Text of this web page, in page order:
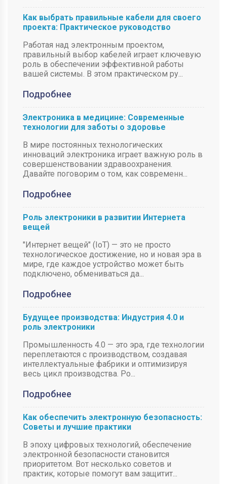
Как выбрать правильные кабели для своего
проекта: Практическое руководство
Работая над электронным проектом,
правильный выбор кабелей играет ключевую
роль в обеспечении эффективной работы
вашей системы. В этом практическом ру...
Подробнее
Электроника в медицине: Современные
технологии для заботы о здоровье
В мире постоянных технологических
инноваций электроника играет важную роль в
совершенствовании здравоохранения.
Давайте поговорим о том, как современн...
Подробнее
Роль электроники в развитии Интернета
вещей
"Интернет вещей" (IoT) — это не просто
технологическое достижение, но и новая эра в
мире, где каждое устройство может быть
подключено, обмениваться да...
Подробнее
Будущее производства: Индустрия 4.0 и
роль электроники
Промышленность 4.0 — это эра, где технологии
переплетаются с производством, создавая
интеллектуальные фабрики и оптимизируя
весь цикл производства. Ро...
Подробнее
Как обеспечить электронную безопасность:
Советы и лучшие практики
В эпоху цифровых технологий, обеспечение
электронной безопасности становится
приоритетом. Вот несколько советов и
практик, которые помогут вам защитит...